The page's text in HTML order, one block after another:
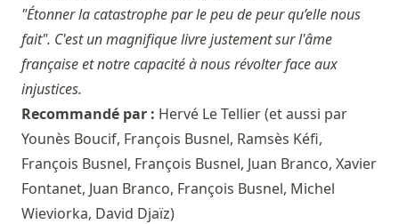
"Étonner la catastrophe par le peu de peur qu’elle nous
fait". C'est un magnifique livre justement sur l'âme
française et notre capacité à nous révolter face aux
injustices.
Recommandé par : Hervé Le Tellier(et aussi par
Younès Boucif, François Busnel, Ramsès Kéfi,
François Busnel, François Busnel, Juan Branco, Xavier
Fontanet, Juan Branco, François Busnel, Michel
Wieviorka, David Djaïz)